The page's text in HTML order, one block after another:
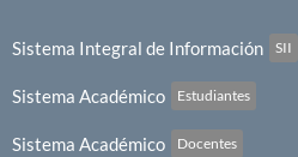
Sistema Integral de Información SII
Sistema Académico Estudiantes
Sistema Académico Docentes